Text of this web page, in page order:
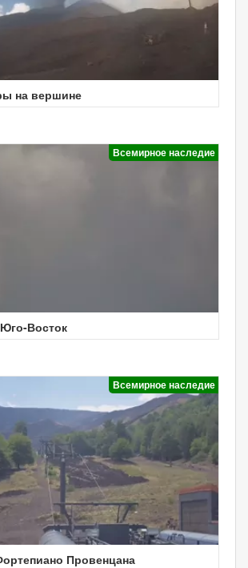
на вершине
Всемирное наследие
Восток
Всемирное наследие
Провенцана